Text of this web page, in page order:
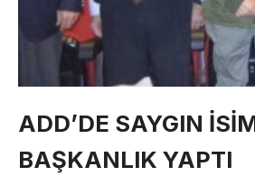
ADD’DE SAYGIN
BAŞKANLIK YAPTI